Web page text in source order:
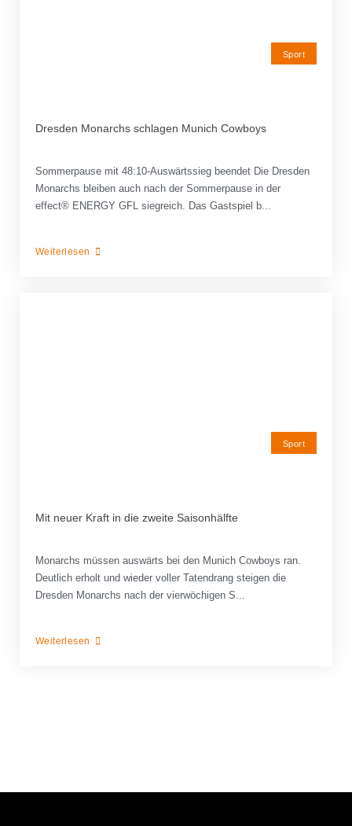
Sport
Dresden Monarchs schlagen Munich Cowboys
Sommerpause mit 48:10-Auswärtssieg beendet Die Dresden
Monarchs bleiben auch nach der Sommerpause in der
effect® ENERGY GFL siegreich. Das Gastspiel b...
Weiterlesen
Sport
Mit neuer Kraft in die zweite Saisonhälfte
Monarchs müssen auswärts bei den Munich Cowboys ran.
Deutlich erholt und wieder voller Tatendrang steigen die
Dresden Monarchs nach der vierwöchigen S...
Weiterlesen